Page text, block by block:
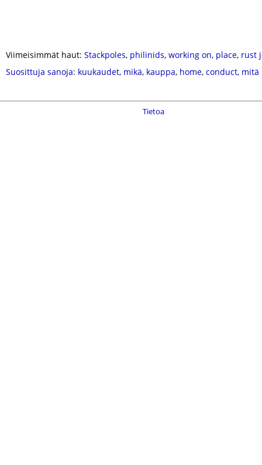
Viimeisimmät haut: Stackpoles, philinids, working on, place, rust
Suosittuja sanoja: kuukaudet, mikä, kauppa, home, conduct, mitä
Tietoa